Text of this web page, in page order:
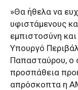
»Θα ήθελα να
υφιστάμενους
εμπιστοσύνη
Υπουργό
Παπασταύρου, ο
προσπάθεια
απρόσκοπτα η